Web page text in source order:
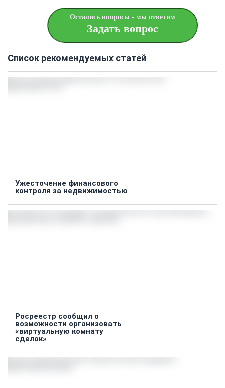
Остались вопросы - мы ответим
Задать вопрос
Список рекомендуемых статей
Ужесточение финансового
контроля за недвижимостью
Росреестр сообщил о
возможности организовать
«виртуальную комнату
сделок»